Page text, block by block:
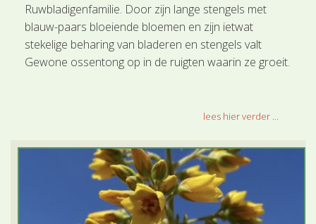
Ruwbladigenfamilie. Door zijn lange stengels met
blauw-paars bloeiende bloemen en zijn ietwat
stekelige beharing van bladeren en stengels valt
Gewone ossentong op in de ruigten waarin ze groeit.
lees hier verder ...